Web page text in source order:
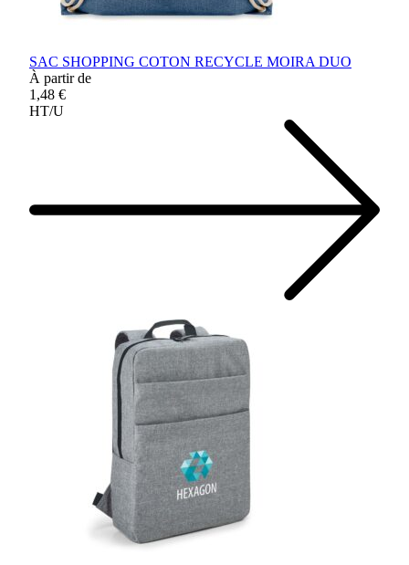
SAC SHOPPING COTON RECYCLE MOIRA DUO
À partir de
1,48 €
HT/U